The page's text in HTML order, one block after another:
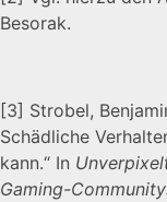
Besorak.
[3] Strobel,
Schädliche
kann.“ In
Gaming-